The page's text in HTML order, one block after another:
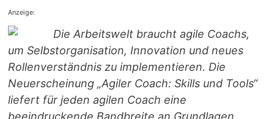
Anzeige:
Die Arbeitswelt braucht agile Coachs,
um Selbstorganisation, Innovation und neues
Rollenverständnis zu implementieren. Die
Neuerscheinung „Agiler Coach: Skills und Tools“
liefert für jeden agilen Coach eine